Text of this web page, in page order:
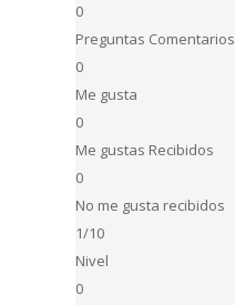
0
Preguntas Comentarios
0
Me gusta
0
Me gustas Recibidos
0
No me gusta recibidos
1/10
Nivel
0